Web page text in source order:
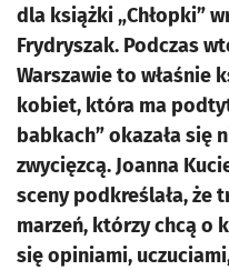
dla książki „Chłopki”
Frydryszak. Podczas
Warszawie to właśnie
kobiet, która ma
babkach” okazała się
zwycięzcą. Joanna
sceny podkreślała, że
marzeń, którzy chcą o
się opiniami,